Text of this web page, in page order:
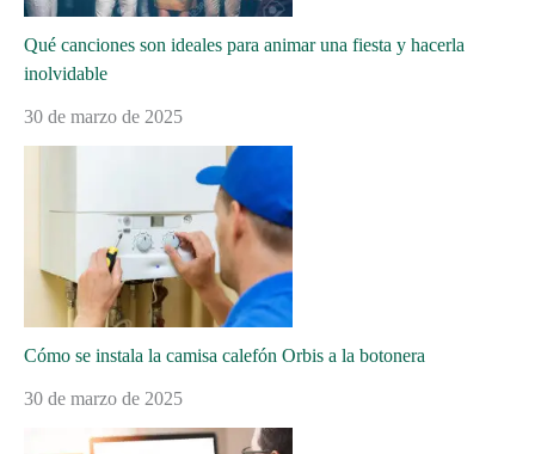
Qué canciones son ideales para animar una fiesta y hacerla
inolvidable
30 de marzo de 2025
Cómo se instala la camisa calefón Orbis a la botonera
30 de marzo de 2025